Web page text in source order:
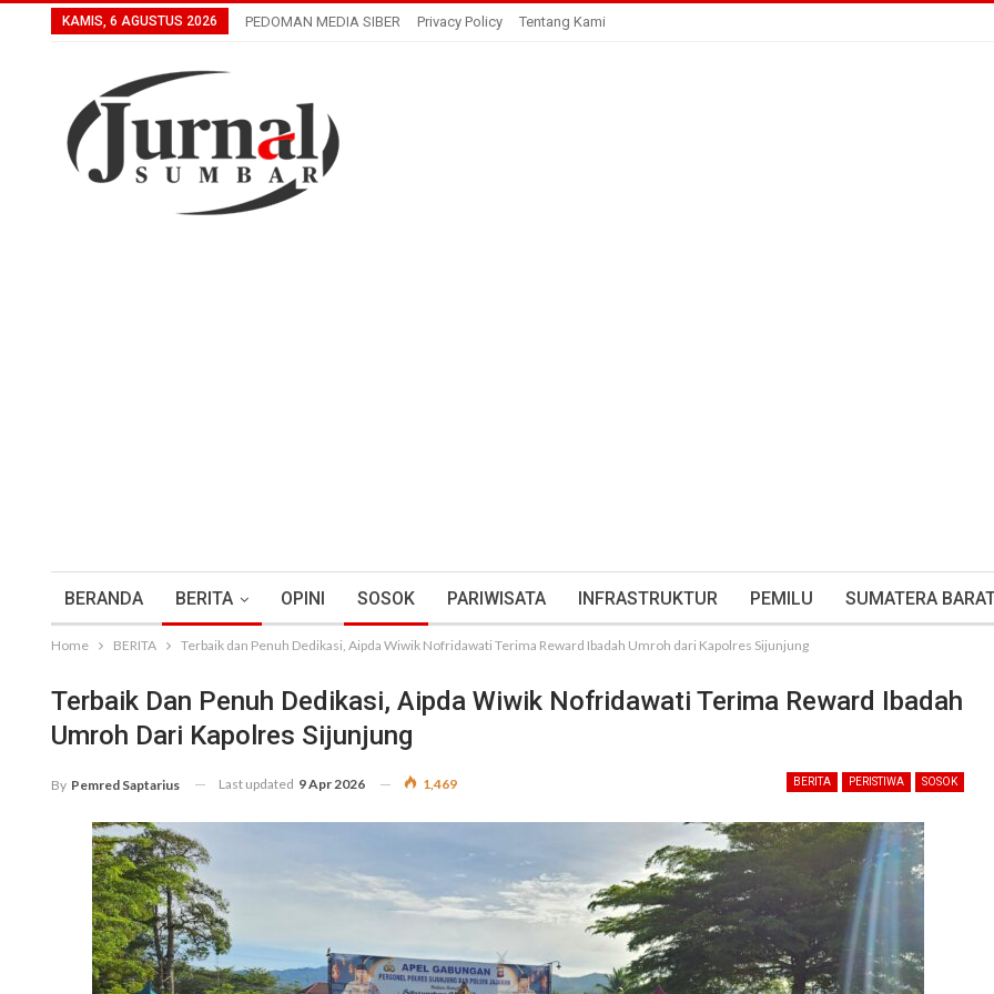
KAMIS, 6 AGUSTUS 2026 PEDOMAN MEDIA SIBER Privacy Policy Tentang Kami
BERANDA BERITA OPINI SOSOK PARIWISATA INFRASTRUKTUR PEMILU SUMATERA
Home BERITA Terbaik dan Penuh Dedikasi, Aipda Wiwik Nofridawati Terima Reward Ibadah Umroh dari Kapolres Sijunjung
Terbaik Dan Penuh Dedikasi, Aipda Wiwik Nofridawati Terima Reward Ibadah
Umroh Dari Kapolres Sijunjung
BERITA PERISTIWA SOSOK
By Pemred Saptarius Last updated 9 Apr 2026 1,469